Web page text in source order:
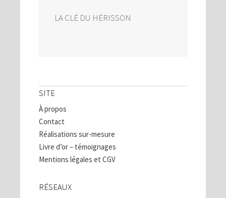
LA CLÉ DU HÉRISSON
SITE
À propos
Contact
Réalisations sur-mesure
Livre d’or – témoignages
Mentions légales et CGV
RÉSEAUX